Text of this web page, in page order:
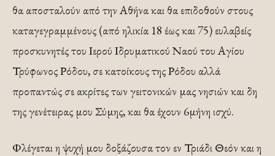
θα αποσταλούν από την Αθήνα και θα επιδοθούν στους
καταγεγραμμένους (από ηλικία 18 έως και 75) ευλαβείς
προσκυνητές του Ιερού Ιδρυματικού Ναού του Αγίου
Τρύφωνος Ρόδου, σε κατοίκους της Ρόδου αλλά
προπαντώς σε ακρίτες των γειτονικών μας νησιών και δη
της γενέτειρας μου Σύμης, και θα έχουν 6μήνη ισχύ.
Φλέγεται η ψυχή μου δοξάζουσα τον εν Τριάδι Θεόν και η